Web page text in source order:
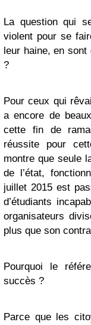
La question qui
violent pour se
leur haine, en
?
Pour ceux qui
a encore de
cette fin de
réussite pour
montre que seule
de l’état,
juillet 2015 est
d’étudiants
organisateurs
plus que son
Pourquoi le
succès ?
Parce que les